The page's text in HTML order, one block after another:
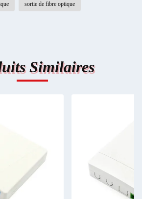
sortie de fibre optique
Similaires